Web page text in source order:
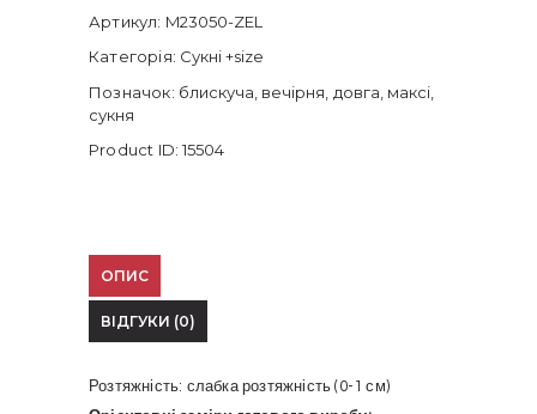
Артикул: M23050-ZEL
Категорія: Сукні +size
Позначок: блискуча вечірня довга максі
сукня
Product ID:15504
ОПИС
ВІДГУКИ (0)
Розтяжність: слабка розтяжність (0-1 см)